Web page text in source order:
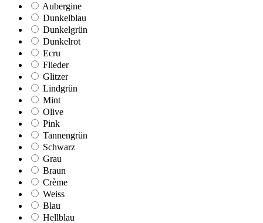
Aubergine
Dunkelblau
Dunkelgrün
Dunkelrot
Ecru
Flieder
Glitzer
Lindgrün
Mint
Olive
Pink
Tannengrün
Schwarz
Grau
Braun
Crème
Weiss
Blau
Hellblau